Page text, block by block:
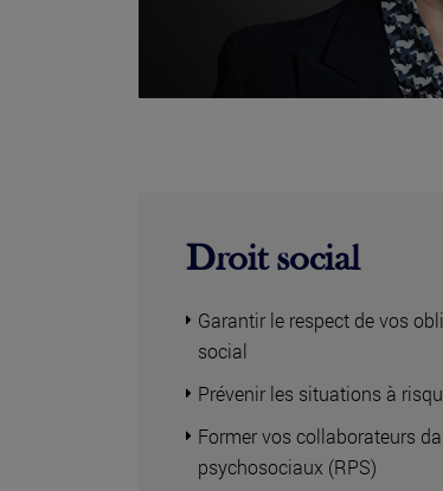
Droit social
Garantir le respect de vos
social
Prévenir les situations à
Former vos collaborateurs
psychosociaux (RPS)